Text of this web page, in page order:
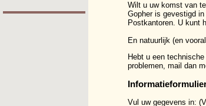
Wilt u uw komst van
Gopher is gevestigd
Postkantoren. U kunt
En natuurlijk (en
Hebt u een
problemen, mail dan
Vul uw gegevens in: